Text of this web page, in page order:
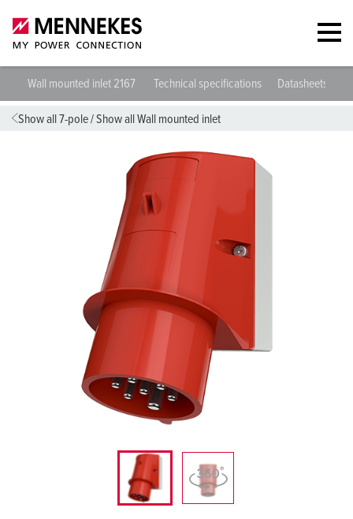
Wall mounted inlet 2167 Technical specifications Datasheets &
Show all 7-pole/Show all Wall mounted inlet